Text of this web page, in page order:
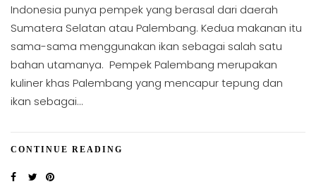
Indonesia punya pempek yang berasal dari daerah
Sumatera Selatan atau Palembang. Kedua makanan itu
sama-sama menggunakan ikan sebagai salah satu
bahan utamanya. Pempek Palembang merupakan
kuliner khas Palembang yang mencapur tepung dan
ikan sebagai…
CONTINUE READING